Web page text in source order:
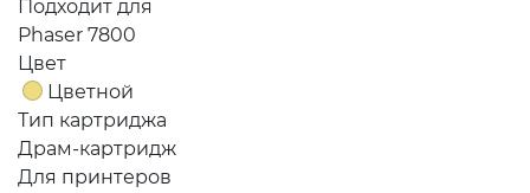
Подходит для
Phaser 7800
Цвет
Цветной
Тип картриджа
Драм-картридж
Для принтеров